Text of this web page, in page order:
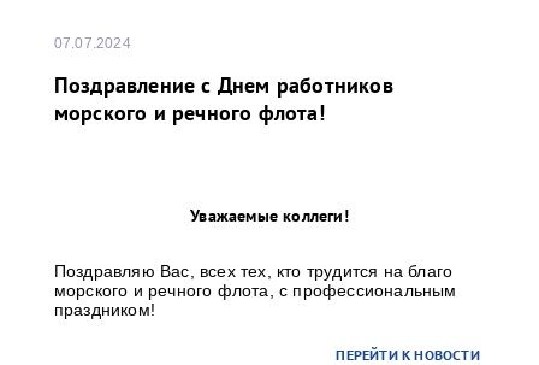
07.07.2024
Поздравление с Днем работников
морского и речного флота!
Уважаемые коллеги!
Поздравляю Вас, всех тех, кто трудится на благо
морского и речного флота, с профессиональным
праздником!
ПЕРЕЙТИ К НОВОСТИ